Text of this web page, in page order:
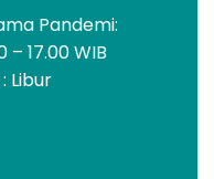
Pandemi:
– 17.00 WIB
Libur